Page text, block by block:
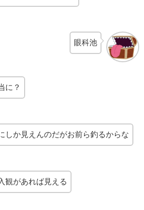
眼科池
に？
しか見えんのだがお前ら釣るからな
観があれば見える